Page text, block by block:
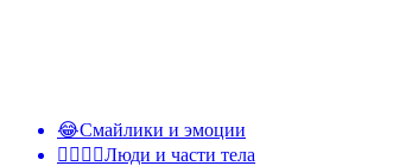
😂Смайлики и эмоции
👩‍❤️‍💋‍👨Люди и части тела